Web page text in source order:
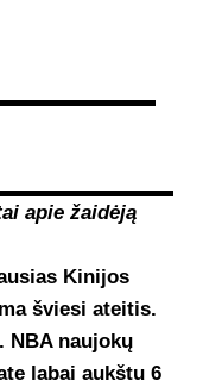
apie žaidėją
Kinijos
šviesi ateitis.
NBA naujokų
labai aukštu 6